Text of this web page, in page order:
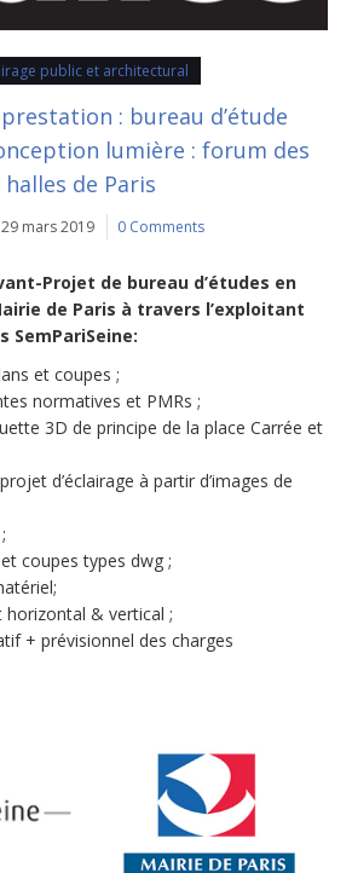
public et architectural
: bureau d’étude
lumière : forum des
halles de Paris
29 mars 2019 0 Comments
Projet de bureau d’études en
de Paris à travers l’exploitant
SemPariSeine:
et coupes ;
normatives et PMRs ;
3D de principe de la place Carrée et
d’éclairage à partir d’images de
coupes types dwg ;
horizontal & vertical ;
+ prévisionnel des charges